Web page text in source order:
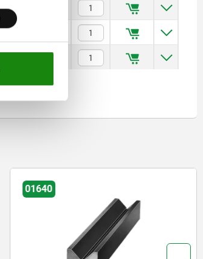
01640